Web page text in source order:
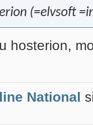
(=elvsoft
hosterion,
National